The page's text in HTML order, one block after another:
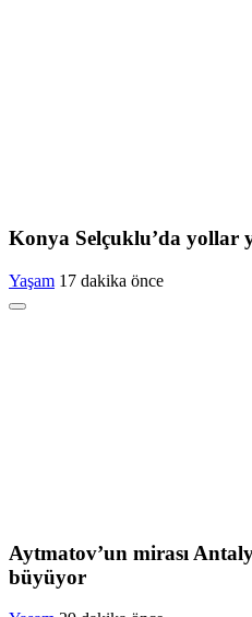
Konya Selçuklu’da yollar
Yaşam 17 dakika önce
Aytmatov’un mirası
büyüyor